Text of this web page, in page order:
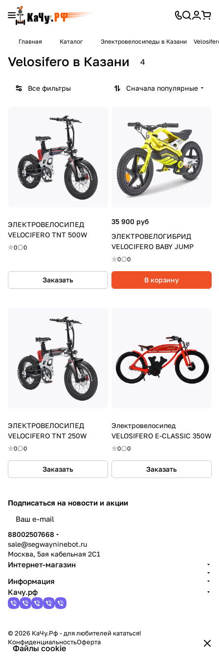
Главная Каталог Электровелосипеды в Казани
Velosifero в Казани 4
Все фильтры Сначала популярные
ЭЛЕКТРОВЕЛОСИПЕД
VELOCIFERO TNT 500W
0 0
Заказать
35 900 руб
ЭЛЕКТРОВЕЛОГИБРИД
VELOCIFERO BABY JUMP
0 0
В корзину
ЭЛЕКТРОВЕЛОСИПЕД
VELOCIFERO TNT 250W
0 0
Заказать
Электровелосипед
VELOSIFERO E-CLASSIC 350W
0 0
Заказать
Файлы cookie
Подписаться на новости и акции
88002507668
sale@segwayninebot.ru
Москва, 5ая кабельная 2С1
Интернет-магазин
Информация
Качу.рф
© 2026 КаЧу.Рф - для любителей кататься!
КонфиденциальностьОферта